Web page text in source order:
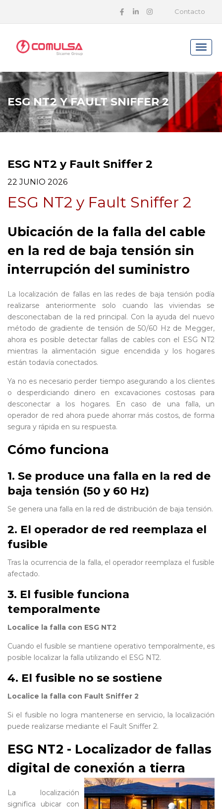
Contacto
ESG NT2 Y FAULT SNIFFER 2
ESG NT2 y Fault Sniffer 2
22 JUNIO 2026
ESG NT2 y Fault Sniffer 2
Ubicación de la falla del cable
en la red de baja tensión sin
interrupción del suministro
La localización de fallas en las redes de baja tensión podía
realizarse anteriormente solo cuando las viviendas se
desconectaban de la red principal. Con la ayuda del nuevo
método de gradiente de tensión de 50/60 Hz de Megger,
ahora es posible detectar fallas de cables con el ESG NT2
mientras la alimentación sigue encendida y los hogares
están todavía conectados.
Ya no es necesario perder tiempo asegurando a los clientes
o desperdiciando dinero en excavaciones costosas para
desconectar a los hogares. En caso de una falla, un
operador de red ahora puede ahorrar más costos, de forma
segura y rápida en su respuesta.
Cómo funciona
1. Se produce una falla en la red de
baja tensión (50 y 60 Hz)
Se genera una falla en la red de distribución de baja tensión.
2. El operador de red reemplaza el
fusible
Tras la ocurrencia de la falla, el operador reemplaza el fusible
afectado.
3. El fusible funciona
temporalmente
Localice la falla con ESG NT2
Cuando el fusible se mantiene operativo temporalmente, es
posible localizar la falla utilizando el ESG NT2.
4. El fusible no se sostiene
Localice la falla con Fault Sniffer 2
Si el fusible no logra mantenerse en servicio, la localización
puede realizarse mediante el Fault Sniffer 2.
ESG NT2 - Localizador de fallas
digital de conexión a tierra
La localización
significa ubicar con